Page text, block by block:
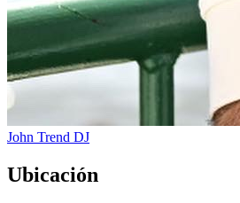
John Trend DJ
Ubicación